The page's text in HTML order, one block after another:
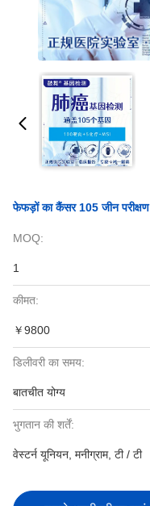
फेफड़ों का कैंसर 105 जीन परीक्षण
MOQ:
1
कीमत:
￥9800
डिलीवरी का समय:
बातचीत योग्य
भुगतान की शर्तें:
वेस्टर्न यूनियन, मनीग्राम, टी / टी